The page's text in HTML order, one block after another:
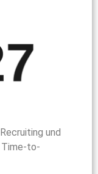
und
Time-to-